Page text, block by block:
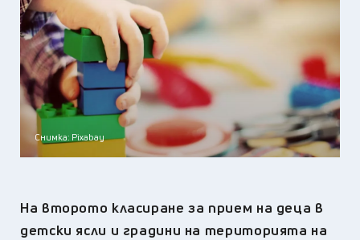
Снимка: Pixabay
На второто класиране за прием на деца в
детски ясли и градини на територията на